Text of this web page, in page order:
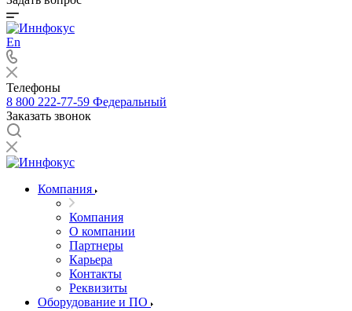
En
Телефоны
8 800 222-77-59 Федеральный
Заказать звонок
Компания
Компания
О компании
Партнеры
Карьера
Контакты
Реквизиты
Оборудование и ПО